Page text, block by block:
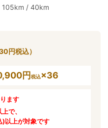
105km / 40km
円税込）
円税込×36
ます
で、
以上が対象です